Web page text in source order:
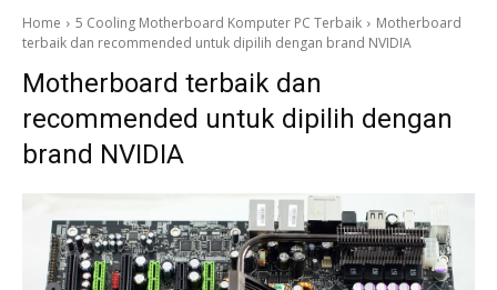
Home 5 Cooling Motherboard Komputer PC Terbaik
Motherboard
terbaik dan recommended untuk dipilih dengan brand NVIDIA
Motherboard terbaik dan
recommended untuk dipilih dengan
brand NVIDIA